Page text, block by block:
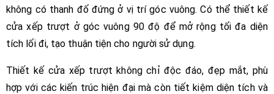
không có thanh đố đứng ở vị trí góc vuông. Có thể thiết kế
cửa xếp trượt ở góc vuông 90 độ để mở rộng tối đa diện
tích lối đi, tạo thuận tiện cho người sử dụng.
Thiết kế cửa xếp trượt không chỉ độc đáo, đẹp mắt, phù
hợp với các kiến trúc hiện đại mà còn tiết kiệm diện tích và